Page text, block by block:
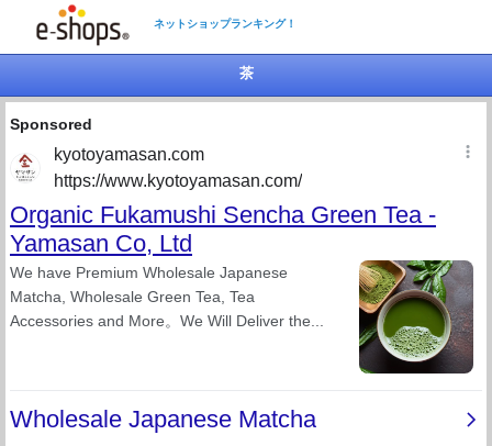
ネットショップランキング！
茶